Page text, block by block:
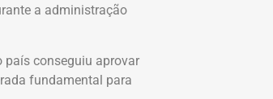
a administração
país conseguiu aprovar
fundamental para